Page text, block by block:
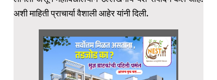
अशी माहिती प्राचार्या वैशाली आहेर यांनी दिली.